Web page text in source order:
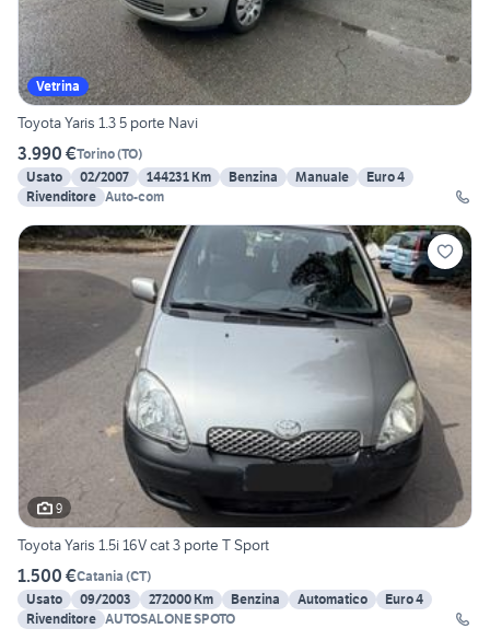
Vetrina
Toyota Yaris 1.3 5 porte Navi
3.990 €Torino(TO)
Usato
02/2007 144231 Km Benzina Manuale
Euro 4
Rivenditore Auto-com
9
Toyota Yaris 1.5i 16V cat 3 porte T Sport
1.500 €Catania (CT)
Usato
09/2003 272000 Km Benzina Automatico
Euro 4
Rivenditore AUTOSALONE SPOTO